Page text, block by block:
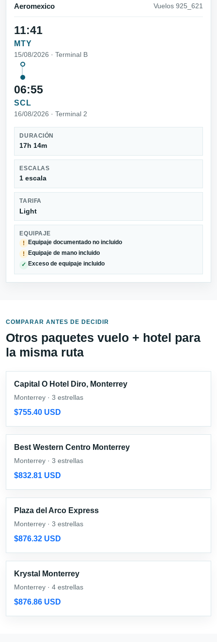
Aeromexico Vuelos 925_621
11:41
MTY
15/08/2026 · Terminal B
06:55
SCL
16/08/2026 · Terminal 2
DURACIÓN
17h 14m
ESCALAS
1 escala
TARIFA
Light
EQUIPAJE
!
Equipaje documentado no incluido
! Equipaje de mano incluido
✓ Exceso de equipaje incluido
COMPARAR ANTES DE DECIDIR
Otros paquetes vuelo + hotel para
la misma ruta
Capital O Hotel Diro, Monterrey
Monterrey · 3 estrellas
$755.40 USD
Best Western Centro Monterrey
Monterrey · 3 estrellas
$832.81 USD
Plaza del Arco Express
Monterrey · 3 estrellas
$876.32 USD
Krystal Monterrey
Monterrey · 4 estrellas
$876.86 USD